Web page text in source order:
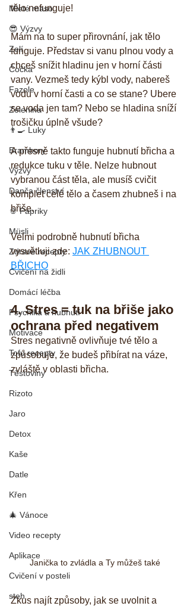
Mleté maso
😎 Výzvy
Zelí
Čočka
Fazole
Zelenina
👨‍🍳 Luky
Brambory
Výzvy
Danča členství
🫑 Papriky
Müsli
Zdravé recepty
Cvičení na židli
Domácí léčba
Psychika a hubnutí
Motivace
Tofu recepty
Těstoviny
Rizoto
Jaro
Detox
Kaše
Datle
Křen
🎄 Vánoce
Video recepty
Aplikace
Cvičení v posteli
steh
tělo nefunguje!
Mám na to super přirovnání, jak tělo
funguje. Představ si vanu plnou vody a
chceš snížit hladinu jen v horní části
vany. Vezmeš tedy kýbl vody, nabereš
vodu v horní časti a co se stane? Ubere
se voda jen tam? Nebo se hladina sníží
trošičku úplně všude?
A přesně takto funguje hubnutí břicha a
redukce tuku v těle. Nelze hubnout
vybranou část těla, ale musíš cvičit
komplet celé tělo a časem zhubneš i na
břiše.
Velmi podrobně hubnutí břicha
vysvětluji zde: JAK ZHUBNOUT
BŘICHO
4. Stres = tuk na břiše jako
ochrana před negativem
Stres negativně ovlivňuje tvé tělo a
způsobuje, že budeš přibírat na váze,
zvláště v oblasti břicha.
Janička to zvládla a Ty můžeš také
Zkus najít způsoby, jak se uvolnit a